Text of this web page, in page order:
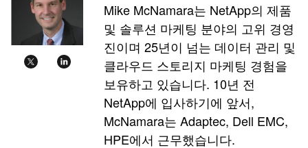
Mike McNamara는 NetApp의 제품
및 솔루션 마케팅 분야의 고위 경영
진이며 25년이 넘는 데이터 관리 및
클라우드 스토리지 마케팅 경험을
보유하고 있습니다. 10년 전
NetApp에 입사하기에 앞서,
McNamara는 Adaptec, Dell EMC,
HPE에서 근무했습니다.